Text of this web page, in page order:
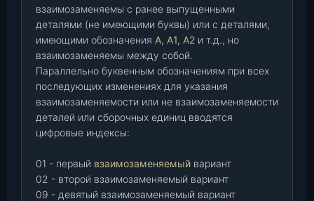
взаимозаменяемы с ранее выпущенными
деталями (не имеющими буквы) или с деталями,
имеющими обозначения А, А1, А2 и т.д., но
взаимозаменяемы между собой.
Параллельно буквенным обозначениям при всех
последующих изменениях для указания
взаимозаменяемости или не взаимозаменяемости
деталей или сборочных единиц вводятся
цифровые индексы:
01 - первый взаимозаменяемый вариант
02 - второй взаимозаменяемый вариант
09 - девятый взаимозаменяемый вариант